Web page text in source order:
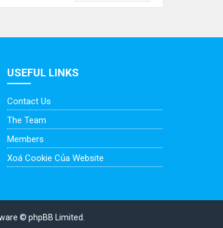
USEFUL LINKS
Contact Us
The Team
Members
Xoá Cookie Của Website
© phpBB Limited.